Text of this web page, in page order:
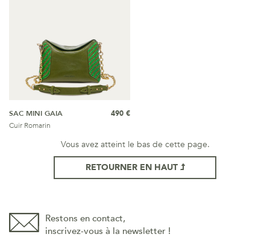
SAC MINI GAIA
Cuir Romarin
490 €
Vous avez atteint le bas de cette page.
RETOURNER EN HAUT
Restons en contact,
inscrivez-vous à la newsletter !